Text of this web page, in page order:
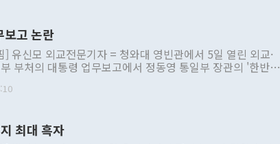
보고 논란
] 유신모 외교전문기자 = 청와대 영빈관에서 5일 열린 외교·
부처의 대통령 업무보고에서 정동영 통일부 장관의 '한반도
부 내 조율을 거치지 않은 사안을 정책으로 추진하겠다고 공
근거한 비현실적 구상'이라는 비판을 내놨다. 그동안 정 장
최대 흑자